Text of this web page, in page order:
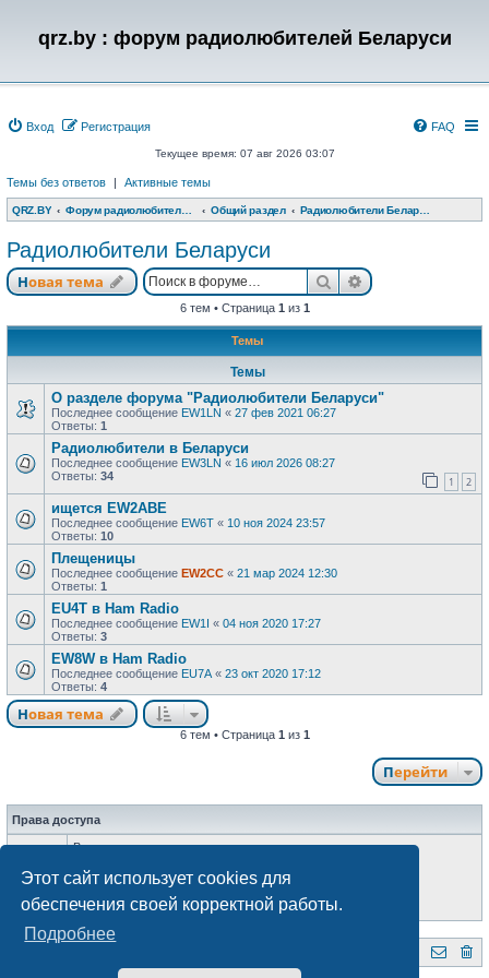
Этот сайт использует cookies для
обеспечения своей корректной работы.
Подробнее
qrz.by : форум радиолюбителей Беларуси
Вход Регистрация FAQ
Текущее время: 07 авг 2026 03:07
Темы без ответов | Активные темы
QRZ.BY Форум радиолюбителей Беларуси Общий раздел Радиолюбители Беларуси
Радиолюбители Беларуси
Новая тема ПоискРасширенный
6 тем • Страница 1 из 1
Темы
Темы
О разделе форума "Радиолюбители Беларуси"
Последнее сообщение EW1LN « 27 фев 2021 06:27
Ответы: 1
Радиолюбители в Беларуси
Последнее сообщение EW3LN « 16 июл 2026 08:27
Ответы: 34 1 2
ищется EW2ABE
Последнее сообщение EW6T « 10 ноя 2024 23:57
Ответы: 10
Плещеницы
Последнее сообщение EW2CC « 21 мар 2024 12:30
Ответы: 1
EU4T в Ham Radio
Последнее сообщение EW1I « 04 ноя 2020 17:27
Ответы: 3
EW8W в Ham Radio
Последнее сообщение EU7A « 23 окт 2020 17:12
Ответы: 4
Новая тема
6 тем • Страница 1 из 1
Перейти
Права доступа
Выне можетеначинать темы
Выне можетередактировать свои сообщения
Выне можетедобавлять вложения